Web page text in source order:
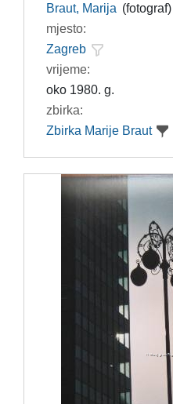
Braut, Marija (fotograf)
mjesto:
Zagreb
vrijeme:
oko 1980. g.
zbirka:
Zbirka Marije Braut